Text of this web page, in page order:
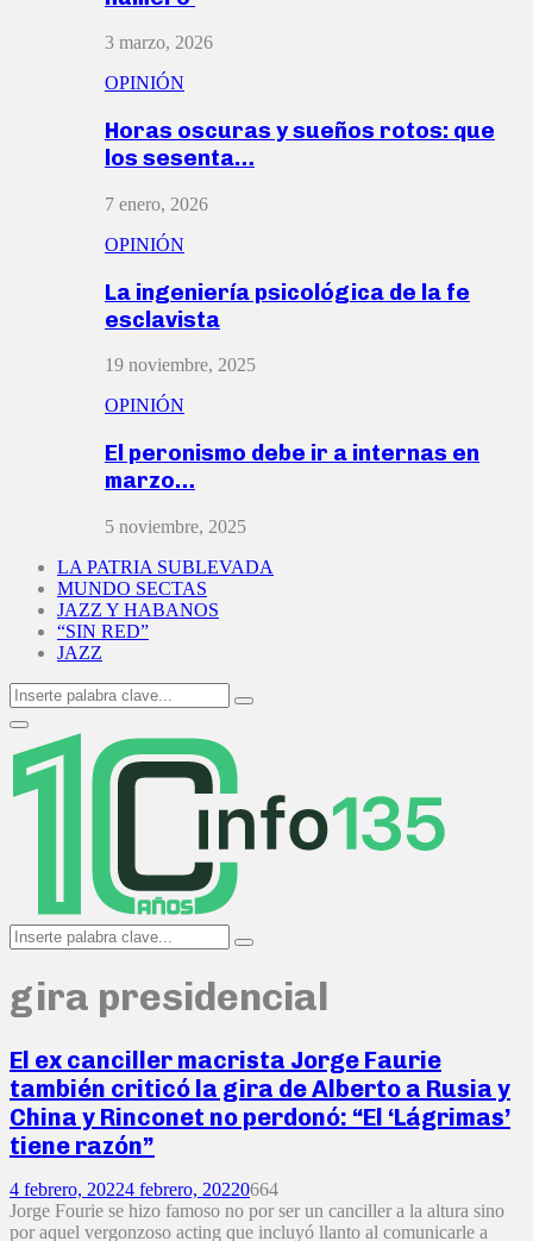
3 marzo, 2026
OPINIÓN
Horas oscuras y sueños rotos: que
los sesenta…
7 enero, 2026
OPINIÓN
La ingeniería psicológica de la fe
esclavista
19 noviembre, 2025
OPINIÓN
El peronismo debe ir a internas en
marzo…
5 noviembre, 2025
LA PATRIA SUBLEVADA
MUNDO SECTAS
JAZZ Y HABANOS
“SIN RED”
JAZZ
Search
for:
Search
Primary
Menu
Search
for:
Search
gira presidencial
El ex canciller macrista Jorge Faurie
también criticó la gira de Alberto a Rusia y
China y Rinconet no perdonó: “El ‘Lágrimas’
tiene razón”
4 febrero, 20224 febrero, 20220664
Jorge Fourie se hizo famoso no por ser un canciller a la altura sino
por aquel vergonzoso acting que incluyó llanto al comunicarle a